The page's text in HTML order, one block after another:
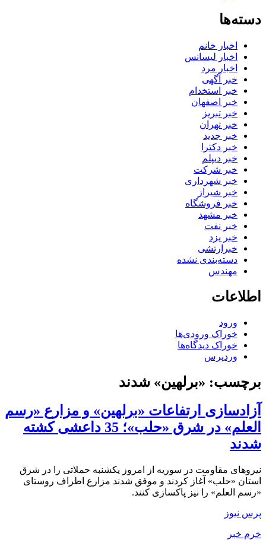
دسته‌ها
اخبار خانم
اخبار لیسانس
اخبار مرد
خبر آگهی
خبر استخدام
خبر اصفهان
خبر تبریز
خبر تهران
خبر جدید
خبر دکترا
خبر دیپلم
خبر شرکت
خبر شهرداری
خبر شیراز
خبر فروشگاه
خبر مشهد
خبر نفت
خبر یزد
خبرارتشی
دسته‌بندی نشده
مهندس
اطلاعات
ورود
خوراک ورودی‌ها
خوراک دیدگاه‌ها
وردپرس
برچسب: «برلهین» شدند
آزادسازی ارتفاعات «برلهین» و مزارع «رسم
العلم» در شرق «حلب»؛ 35 داعشی کشته
شدند
نیروهای مقاومت در سوریه از امروز یکشنبه حملاتی را در شرق
استان «حلب» آغاز کردند و موفق شدند مزارع اطراف روستای
«رسم العلم» را نیز پاکسازی کنند.
پرس نیوز
خرم خبر